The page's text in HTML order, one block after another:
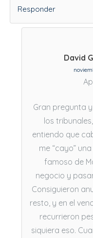
Responder
David
Gran pregunta
los
entiendo que
me “cayo”
famoso de
negocio y
Consiguieron
resto, y en el
recurrieron
siquiera eso.